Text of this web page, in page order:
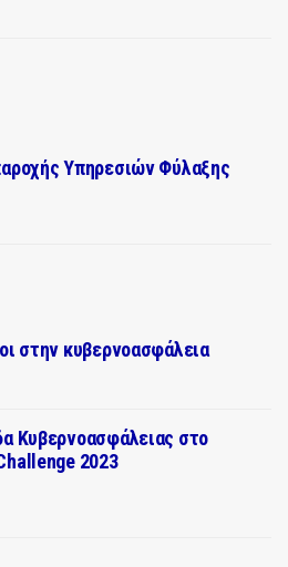
Υπηρεσιών Φύλαξης
στην κυβερνοασφάλεια
Κυβερνοασφάλειας στο
2023